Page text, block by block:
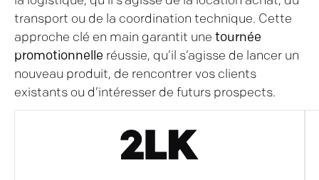
transport ou de la coordination technique. Cette
approche clé en main garantit une tournée
promotionnelle réussie, qu’il s’agisse de lancer un
nouveau produit, de rencontrer vos clients
existants ou d’intéresser de futurs prospects.